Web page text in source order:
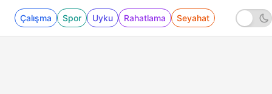
Çalışma Spor Uyku Rahatlama Seyahat